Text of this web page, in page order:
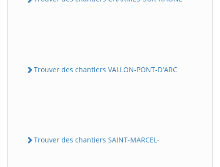
Trouver des chantiers VALLON-PONT-D'ARC
Trouver des chantiers SAINT-MARCEL-